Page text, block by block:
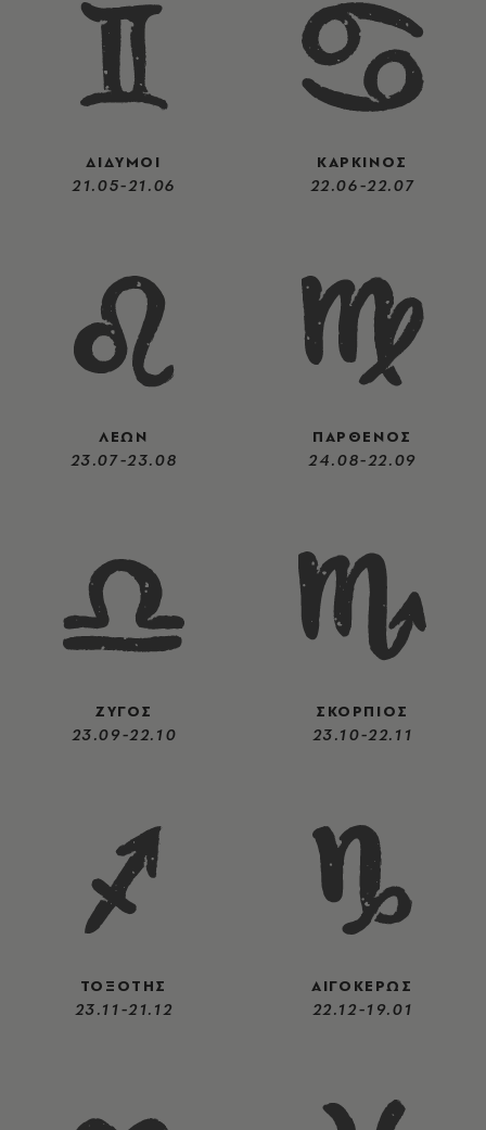
ΔΙΔΥΜΟΙ
21.05-21.06
ΚΑΡΚΙΝΟΣ
22.06-22.07
ΛΕΩΝ
23.07-23.08
ΠΑΡΘΕΝΟΣ
24.08-22.09
ΖΥΓΟΣ
23.09-22.10
ΣΚΟΡΠΙΟΣ
23.10-22.11
ΤΟΞΟΤΗΣ
23.11-21.12
ΑΙΓΟΚΕΡΩΣ
22.12-19.01